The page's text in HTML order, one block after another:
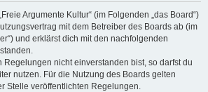
Argumente Kultur“ (im Folgenden „das Board“)
mit dem Betreiber des Boards ab (im
und erklärst dich mit den nachfolgenden
Regelungen nicht einverstanden bist, so darfst du
nutzen. Für die Nutzung des Boards gelten
Stelle veröffentlichten Regelungen.